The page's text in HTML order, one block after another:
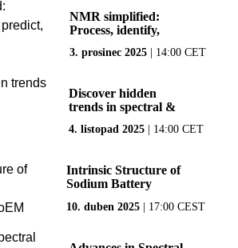
NMR simplified:
Process, identify,
with confidence
3. prosinec 2025 14:00 CET
Discover hidden
trends in spectral &
datasets
4. listopad 2025 14:00 CET
Intrinsic Structure of
Sodium Battery
cryoEM
10. duben 2025 | 17:00 CEST